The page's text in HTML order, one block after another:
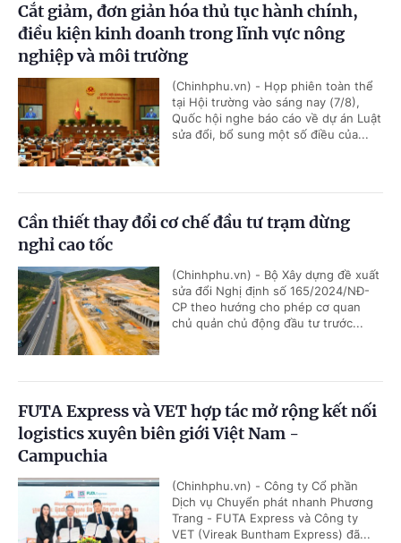
Cắt giảm, đơn giản hóa thủ tục hành chính,
điều kiện kinh doanh trong lĩnh vực nông
nghiệp và môi trường
(Chinhphu.vn) - Họp phiên toàn thể
tại Hội trường vào sáng nay (7/8),
Quốc hội nghe báo cáo về dự án Luật
sửa đổi, bổ sung một số điều của...
Cần thiết thay đổi cơ chế đầu tư trạm dừng
nghỉ cao tốc
(Chinhphu.vn) - Bộ Xây dựng đề xuất
sửa đổi Nghị định số 165/2024/NĐ-
CP theo hướng cho phép cơ quan
chủ quản chủ động đầu tư trước...
FUTA Express và VET hợp tác mở rộng kết nối
logistics xuyên biên giới Việt Nam -
Campuchia
(Chinhphu.vn) - Công ty Cổ phần
Dịch vụ Chuyển phát nhanh Phương
Trang - FUTA Express và Công ty
VET (Vireak Buntham Express) đã...